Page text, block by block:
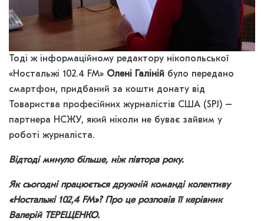
Тоді ж інформаційному редактору нікопольської
«Ностальжі 102.4 FM» Олені Галіній було передано
смартфон, придбаний за кошти донату від
Товариства професійних журналістів США (SPJ) –
партнера НСЖУ, який ніколи не буває зайвим у
роботі журналіста.
Відтоді минуло більше, ніж півтора року.
Як сьогодні працюється дружній команді колективу
«Ностальжі 102,4 FM»? Про це розповів її керівник
Валерій ТЕРЕЩЕНКО.